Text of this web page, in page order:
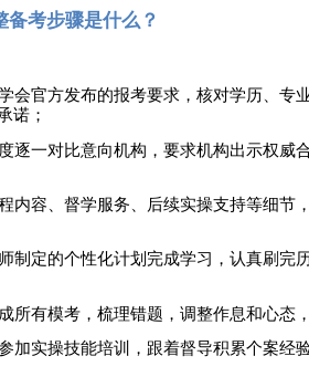
备考步骤是什么？
会官方发布的报考要求，核对学历、专
诺；
逐一对比意向机构，要求机构出示权威
内容、督学服务、后续实操支持等细节
制定的个性化计划完成学习，认真刷完
所有模考，梳理错题，调整作息和心态
加实操技能培训，跟着督导积累个案经